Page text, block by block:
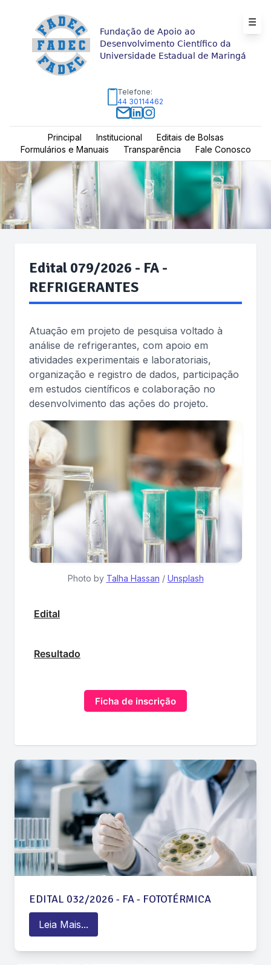
Fundação de Apoio ao
Desenvolvimento Científico da
Universidade Estadual de Maringá
Telefone:
44 30114462
Principal Institucional
Editais de Bolsas
Formulários e Manuais
Transparência Fale Conosco
Edital 079/2026 - FA -
REFRIGERANTES
Atuação em projeto de pesquisa voltado à
análise de refrigerantes, com apoio em
atividades experimentais e laboratoriais,
organização e registro de dados, participação
em estudos científicos e colaboração no
desenvolvimento das ações do projeto.
Photo by Talha Hassan / Unsplash
Edital
Resultado
Ficha de inscrição
EDITAL 032/2026 - FA - FOTOTÉRMICA
Leia Mais...
☰